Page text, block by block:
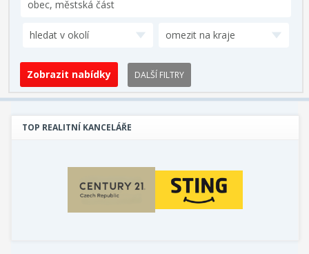
hledat v okolí omezit na kraje
DALŠÍ FILTRY
TOP REALITNÍ KANCELÁŘE